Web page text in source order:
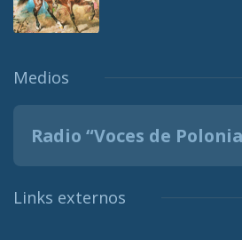
Medios
Radio “Voces de
Links externos